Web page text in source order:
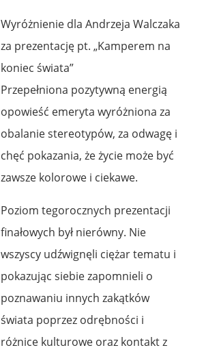
Wyróżnienie dla Andrzeja Walczaka
za prezentację pt. „Kamperem na
koniec świata”
Przepełniona pozytywną energią
opowieść emeryta wyróżniona za
obalanie stereotypów, za odwagę i
chęć pokazania, że życie może być
zawsze kolorowe i ciekawe.
Poziom tegorocznych prezentacji
finałowych był nierówny. Nie
wszyscy udźwignęli ciężar tematu i
pokazując siebie zapomnieli o
poznawaniu innych zakątków
świata poprzez odrębności i
różnice kulturowe oraz kontakt z